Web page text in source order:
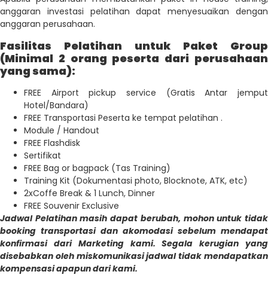
anggaran investasi pelatihan dapat menyesuaikan dengan
anggaran perusahaan.
Fasilitas Pelatihan untuk Paket Group
(Minimal 2 orang peserta dari perusahaan
yang sama):
FREE Airport pickup service (Gratis Antar jemput
Hotel/Bandara)
FREE Transportasi Peserta ke tempat pelatihan .
Module / Handout
FREE Flashdisk
Sertifikat
FREE Bag or bagpack (Tas Training)
Training Kit (Dokumentasi photo, Blocknote, ATK, etc)
2xCoffe Break & 1 Lunch, Dinner
FREE Souvenir Exclusive
Jadwal Pelatihan masih dapat berubah, mohon untuk tidak
booking transportasi dan akomodasi sebelum mendapat
konfirmasi dari Marketing kami. Segala kerugian yang
disebabkan oleh miskomunikasi jadwal tidak mendapatkan
kompensasi apapun dari kami.